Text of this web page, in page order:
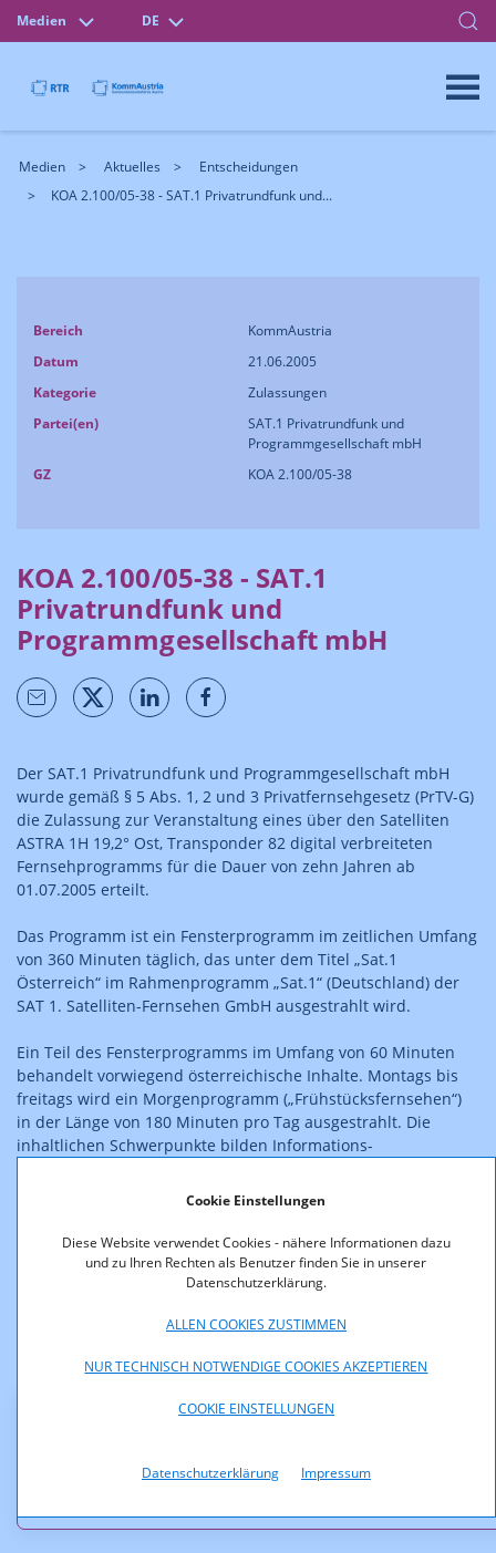
Cookie Einstellungen
Diese Website verwendet Cookies - nähere Informationen dazu
und zu Ihren Rechten als Benutzer finden Sie in unserer
Datenschutzerklärung.
ALLEN COOKIES ZUSTIMMEN
NUR TECHNISCH NOTWENDIGE COOKIES AKZEPTIEREN
COOKIE EINSTELLUNGEN
Datenschutzerklärung Impressum
Medien DE
Medien Aktuelles
Entscheidungen
KOA 2.100/05-38 - SAT.1 Privatrundfunk und...
Bereich
KommAustria
Datum
21.06.2005
Kategorie
Zulassungen
Partei(en)
SAT.1 Privatrundfunk und
Programmgesellschaft mbH
GZ
KOA 2.100/05-38
KOA 2.100/05-38 - SAT.1
Privatrundfunk und
Programmgesellschaft mbH
Der SAT.1 Privatrundfunk und Programmgesellschaft mbH
wurde gemäß § 5 Abs. 1, 2 und 3 Privatfernsehgesetz (PrTV-G)
die Zulassung zur Veranstaltung eines über den Satelliten
ASTRA 1H 19,2° Ost, Transponder 82 digital verbreiteten
Fernsehprogramms für die Dauer von zehn Jahren ab
01.07.2005 erteilt.
Das Programm ist ein Fensterprogramm im zeitlichen Umfang
von 360 Minuten täglich, das unter dem Titel „Sat.1
Österreich“ im Rahmenprogramm „Sat.1“ (Deutschland) der
SAT 1. Satelliten-Fernsehen GmbH ausgestrahlt wird.
Ein Teil des Fensterprogramms im Umfang von 60 Minuten
behandelt vorwiegend österreichische Inhalte. Montags bis
freitags wird ein Morgenprogramm („Frühstücksfernsehen“)
in der Länge von 180 Minuten pro Tag ausgestrahlt. Die
inhaltlichen Schwerpunkte bilden Informations-
120 Minuten wird ein Quiz-orientiertes Programm gesendet,
das in der Nacht ausgestrahlt wird. Es handelt sich um eine
interaktive Quiz-Sendung, bei der es um Wissen und
Geschicklichkeit geht und bei der die Zuseher live via Telefon
Die Zulassung ist rechtskräftig.
KOA2100-05-38-Sat1SatZulassung.pdf (pdf, 29,4 KB)